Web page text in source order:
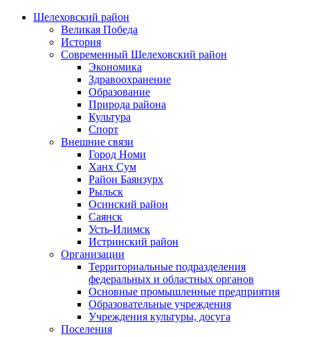
Шелеховский район
Великая Победа
История
Современный Шелеховский район
Экономика
Здравоохранение
Образование
Природа района
Культура
Спорт
Внешние связи
Город Номи
Ханх Сум
Район Баянзурх
Рыльск
Осинский район
Саянск
Усть-Илимск
Истринский район
Организации
Территориальные подразделения
федеральных и областных органов
Основные промышленные предприятия
Образовательные учреждения
Учреждения культуры, досуга
Поселения